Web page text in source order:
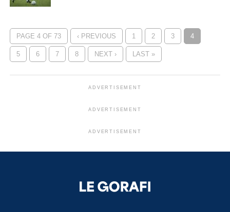
PAGE 4 OF 73 ‹ PREVIOUS 1 2 3 4
5 6 7 8 NEXT › LAST »
ADVERTISEMENT
ADVERTISEMENT
ADVERTISEMENT